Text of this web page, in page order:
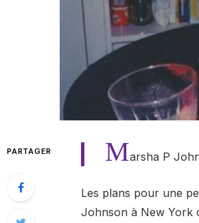
PARTAGER Marsha P
Les plans pour une
Johnson à New York